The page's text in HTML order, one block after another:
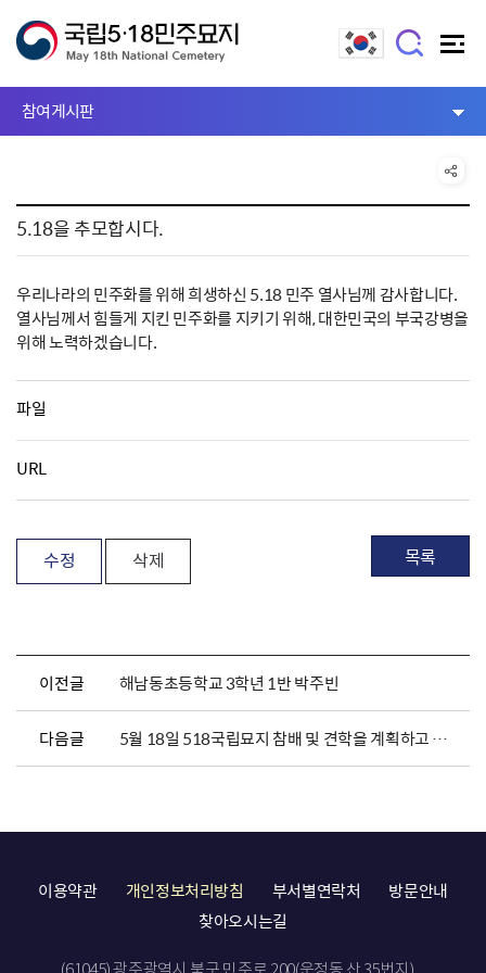
참여게시판
5.18을 추모합시다.
우리나라의 민주화를 위해 희생하신 5.18 민주 열사님께 감사합니다.
열사님께서 힘들게 지킨 민주화를 지키기 위해, 대한민국의 부국강병을
위해 노력하겠습니다.
파일
URL
수정 삭제 목록
이전글 해남동초등학교 3학년 1반 박주빈
다음글 5월 18일 518국립묘지 참배 및 견학을 계획하고 있습니다.
이용약관 개인정보처리방침 부서별연락처
방문안내
찾아오시는길